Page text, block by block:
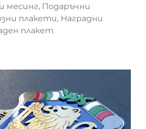
месинг, Подаръчни
плакети, Наградни
плакет